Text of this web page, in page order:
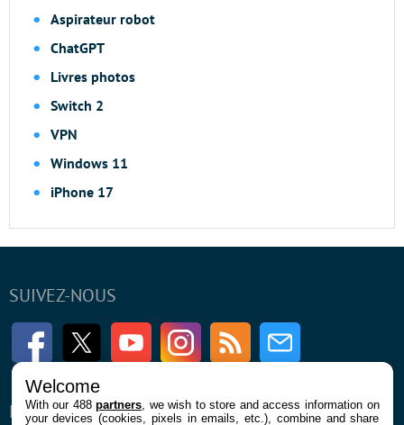
Aspirateur robot
ChatGPT
Livres photos
Switch 2
VPN
Windows 11
iPhone 17
SUIVEZ-NOUS
FacebookTwitter Youtube InstagramRSS Newsletter
ENTREPRISE À PROPOS
Welcome
With our 488partners , we wish to store and access information on
your devices (cookies, pixels in emails, etc.), combine and share